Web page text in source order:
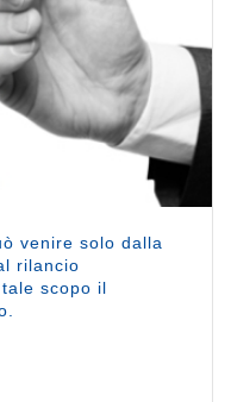
venire solo dalla
rilancio
scopo il